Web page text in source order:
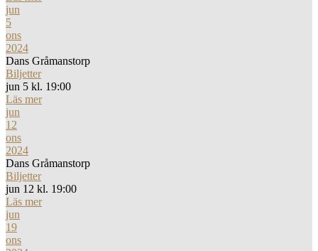
jun
5
ons
2024
Dans Gråmanstorp
Biljetter
jun 5 kl. 19:00
Läs mer
jun
12
ons
2024
Dans Gråmanstorp
Biljetter
jun 12 kl. 19:00
Läs mer
jun
19
ons